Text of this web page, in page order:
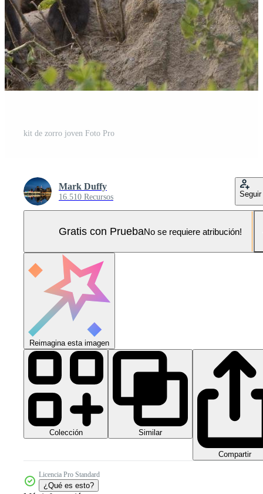
kit de zorro joven Foto Pro
Mark Duffy
16.510 Recursos Seguir
Gratis con PruebaNo se requiere atribución!
Reimagina esta imagen
Colección Similar
Compartir
Licencia Pro Standard
¿Qué es esto?